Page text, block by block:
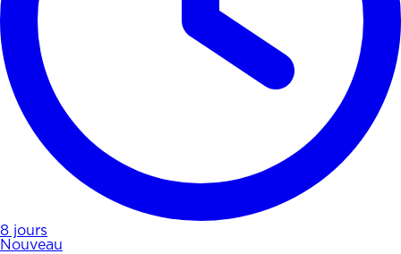
8 jours
Nouveau